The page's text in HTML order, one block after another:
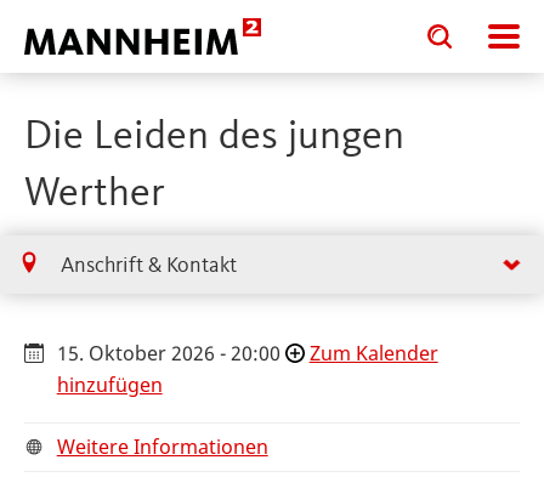
Toggle
search
input
Toggle
search
input
Die Leiden des jungen
Werther
Anschrift & Kontakt
15. Oktober 2026 - 20:00
Zum Kalender
hinzufügen
Weitere Informationen